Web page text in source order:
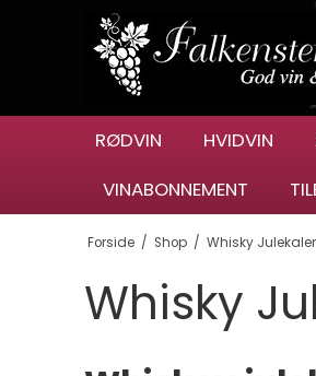
RØDVIN HVIDVIN
VINABONNEMENT
Forside / Shop / Whisky
Whisky